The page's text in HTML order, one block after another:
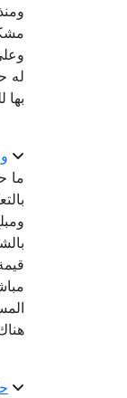
له
بها
ما